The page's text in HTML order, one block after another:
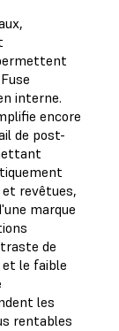
interne.
encore
de post-
revêtues,
marque
de
le faible
les
rentables